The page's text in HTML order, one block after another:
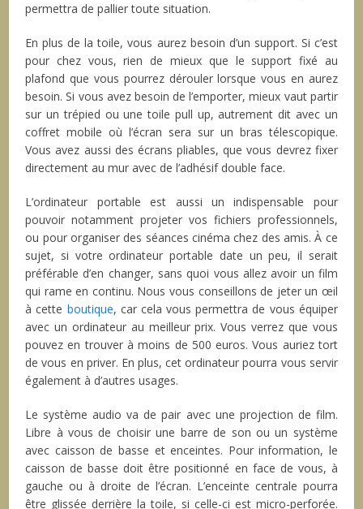
permettra de pallier toute situation.
En plus de la toile, vous aurez besoin d’un support. Si c’est
pour chez vous, rien de mieux que le support fixé au
plafond que vous pourrez dérouler lorsque vous en aurez
besoin. Si vous avez besoin de l’emporter, mieux vaut partir
sur un trépied ou une toile pull up, autrement dit avec un
coffret mobile où l’écran sera sur un bras télescopique.
Vous avez aussi des écrans pliables, que vous devrez fixer
directement au mur avec de l’adhésif double face.
L’ordinateur portable est aussi un indispensable pour
pouvoir notamment projeter vos fichiers professionnels,
ou pour organiser des séances cinéma chez des amis. À ce
sujet, si votre ordinateur portable date un peu, il serait
préférable d’en changer, sans quoi vous allez avoir un film
qui rame en continu. Nous vous conseillons de jeter un œil
à cette boutique, car cela vous permettra de vous équiper
avec un ordinateur au meilleur prix. Vous verrez que vous
pouvez en trouver à moins de 500 euros. Vous auriez tort
de vous en priver. En plus, cet ordinateur pourra vous servir
également à d’autres usages.
Le système audio va de pair avec une projection de film.
Libre à vous de choisir une barre de son ou un système
avec caisson de basse et enceintes. Pour information, le
caisson de basse doit être positionné en face de vous, à
gauche ou à droite de l’écran. L’enceinte centrale pourra
être glissée derrière la toile, si celle-ci est micro-perforée.